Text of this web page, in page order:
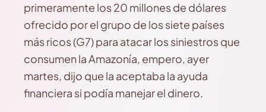
primeramente los 20 millones de dólares
ofrecido por el grupo de los siete países
más ricos (G7) para atacar los siniestros que
consumen la Amazonía, empero, ayer
martes, dijo que la aceptaba la ayuda
financiera si podía manejar el dinero.